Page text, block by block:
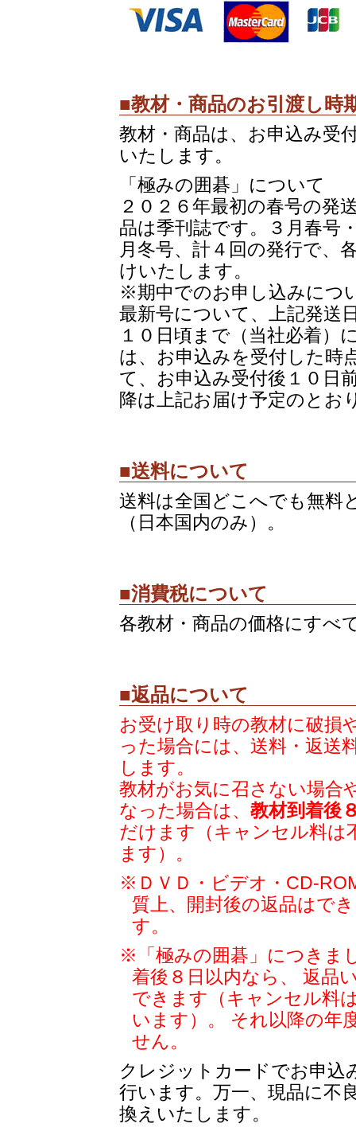
■教材・商品のお引渡し時
教材・商品は、お申込み受
いたします。
「極みの囲碁」について
２０２６年最初の春号の発
品は季刊誌です。３月春号
月冬号、計４回の発行で、
けいたします。
※期中でのお申し込みにつ
最新号について、上記発送
１０日頃まで（当社必着）
は、お申込みを受付した時
て、お申込み受付後１０日
降は上記お届け予定のとお
■送料について
送料は全国どこへでも無料
（日本国内のみ）。
■消費税について
各教材・商品の価格にすべ
■返品について
お受け取り時の教材に破損
った場合には、送料・返送
します。
教材がお気に召さない場合
なった場合は、 教材到着後
だけます（キャンセル料は
ます）。
※ＤＶＤ・ビデオ・CD-
質上、開封後の返品はで
す。
※「極みの囲碁」につきま
着後８日以内なら、 返品
できます（キャンセル料
います）。 それ以降の年
せん。
クレジットカードでお申込
行います。万一、現品に不
換えいたします。